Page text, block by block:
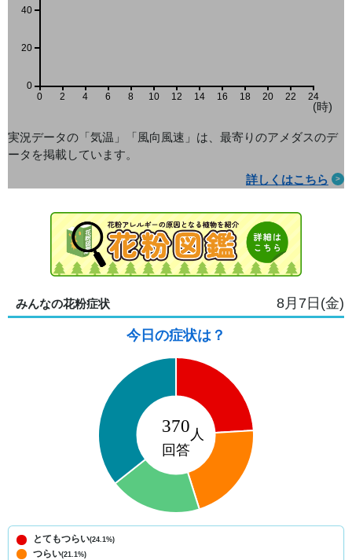
0 2 4 6 8 10 12 14 16 18 20 22 24
(時)
0
20
40
実況データの「気温」「風向風速」は、最寄りのアメダスのデ
ータを掲載しています。
詳しくはこちら
みんなの花粉症状 8月7日(金)
今日の症状は？
とてもつらい(24.1%)
つらい(21.1%)